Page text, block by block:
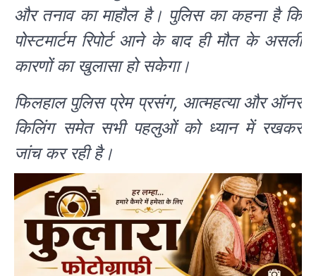
और तनाव का माहौल है। पुलिस का कहना है कि
पोस्टमार्टम रिपोर्ट आने के बाद ही मौत के असली
कारणों का खुलासा हो सकेगा।
फिलहाल पुलिस प्रेम प्रसंग, आत्महत्या और ऑनर
किलिंग समेत सभी पहलुओं को ध्यान में रखकर
जांच कर रही है।